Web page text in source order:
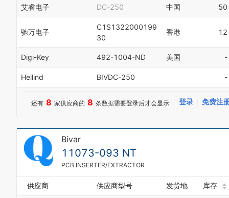
艾睿电子 DC-250 中国 50
驰万电子
C1S1322000199
30
香港 12
Digi-Key 492-1004-ND 美国 -
Heilind BIVDC-250 -
还有 8 家供应商的 8 条数据需要登录后才会显示 登录 免费注
Bivar
11073-093 NT
PCB INSERTER/EXTRACTOR
供应商 供应商型号 发货地 库存